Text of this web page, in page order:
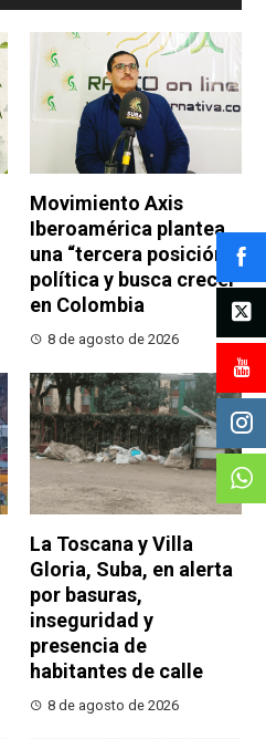
Movimiento Axis
Iberoamérica plantea
una “tercera posición”
política y busca crecer
en Colombia
8 de agosto de 2026
La Toscana y Villa
Gloria, Suba, en alerta
por basuras,
inseguridad y
presencia de
habitantes de calle
8 de agosto de 2026